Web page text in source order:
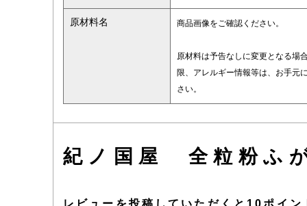
原材料名 商品画像をご確認ください。
原材料は予告なしに変更となる場
限、アレルギー情報等は、お手元
さい。
紀ノ国屋 全粒粉ふ